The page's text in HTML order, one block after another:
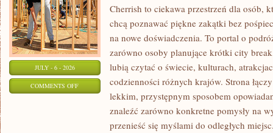
JULY - 6 - 2026
COMMENTS OFFON
Cherrish to ciekawa przestrzeń dla osób,
chcą poznawać piękne zakątki bez
na nowe doświadczenia. To portal o
zarówno osoby planujące krótki city
lubią czytać o świecie, kulturach,
codzienności różnych krajów. Strona
lekkim, przystępnym sposobem
znaleźć zarówno konkretne pomysły na
przenieść się myślami do odległych